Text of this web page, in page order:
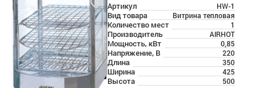
Артикул HW-1
Вид товара Витрина тепловая
Количество мест 1
Производитель AIRHOT
Мощность, кВт 0,85
Напряжение, В 220
Длина 350
Ширина 425
Высота 500